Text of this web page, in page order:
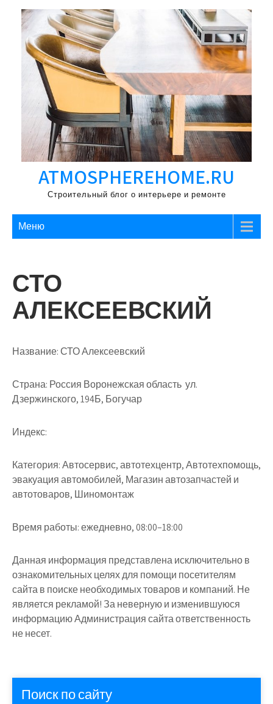
Перейти
содержимому
ATMOSPHEREHOME.RU
Строительный блог о интерьере и ремонте
Меню
СТО
АЛЕКСЕЕВСКИЙ
Название:СТО Алексеевский
Страна: Россия Воронежская область ул.
Дзержинского, 194Б, Богучар
Индекс:
Категория:Автосервис, автотехцентр, Автотехпомощь,
эвакуация автомобилей, Магазин автозапчастей и
автотоваров, Шиномонтаж
Время работы:ежедневно, 08:00–18:00
Данная информация представлена исключительно в
ознакомительных целях для помощи посетителям
сайта в поиске необходимых товаров и компаний. Не
является рекламой! За неверную и изменившуюся
информацию Администрация сайта ответственность
не несет.
Поиск по сайту